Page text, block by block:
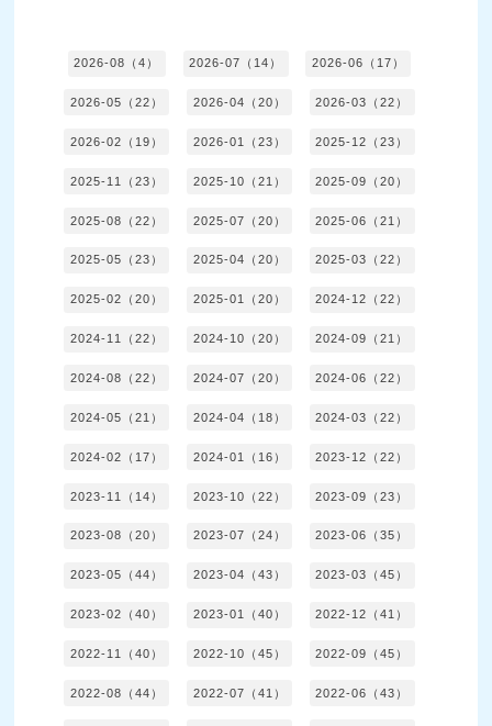
2026-08（4） 2026-07（14） 2026-06（17）
2026-05（22） 2026-04（20） 2026-03（22）
2026-02（19） 2026-01（23） 2025-12（23）
2025-11（23） 2025-10（21） 2025-09（20）
2025-08（22） 2025-07（20） 2025-06（21）
2025-05（23） 2025-04（20） 2025-03（22）
2025-02（20） 2025-01（20） 2024-12（22）
2024-11（22） 2024-10（20） 2024-09（21）
2024-08（22） 2024-07（20） 2024-06（22）
2024-05（21） 2024-04（18） 2024-03（22）
2024-02（17） 2024-01（16） 2023-12（22）
2023-11（14） 2023-10（22） 2023-09（23）
2023-08（20） 2023-07（24） 2023-06（35）
2023-05（44） 2023-04（43） 2023-03（45）
2023-02（40） 2023-01（40） 2022-12（41）
2022-11（40） 2022-10（45） 2022-09（45）
2022-08（44） 2022-07（41） 2022-06（43）